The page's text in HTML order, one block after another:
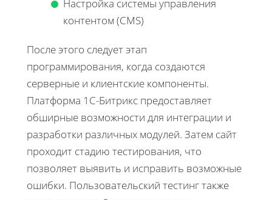
Настройка системы управления
контентом (CMS)
После этого следует этап
программирования, когда создаются
серверные и клиентские компоненты.
Платформа 1С-Битрикс предоставляет
обширные возможности для интеграции и
разработки различных модулей. Затем сайт
проходит стадию тестирования, что
позволяет выявить и исправить возможные
ошибки. Пользовательский тестинг также